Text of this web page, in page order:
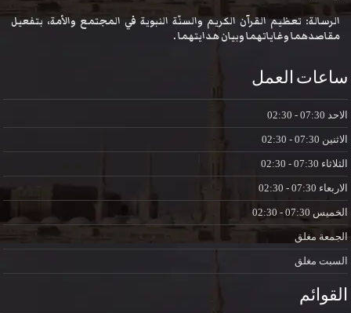
الرسالة: تعظيم القرآن الكريم والسنّة النبوية في المجتمع والأمة، بتفعيل
مقاصدهما وغاياتهما وبيان هدايتهما .
ساعات العمل
الاحد
الاثنين
الثلاثاء
الاربعاء
الخميس
الجمعة مغلق
السبت مغلق
القوائم